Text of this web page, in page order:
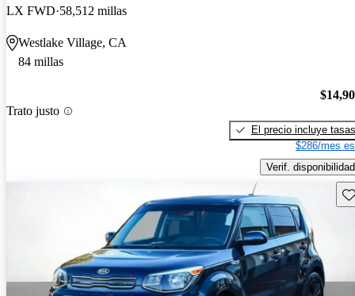
LX FWD 58,512 millas
Westlake Village, CA
84 millas
Trato justo
El precio incluye tasas
$286/mes
Verif. disponibilidad